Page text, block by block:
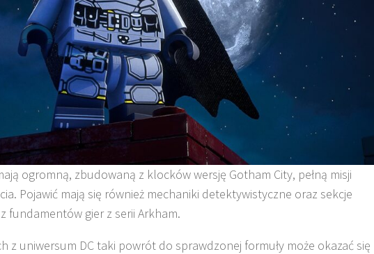
ogromną, zbudowaną z klocków wersję Gotham City, pełną misji
Pojawić mają się również mechaniki detektywistyczne oraz sekcje
fundamentów gier z serii Arkham.
z uniwersum DC taki powrót do sprawdzonej formuły może okazać się